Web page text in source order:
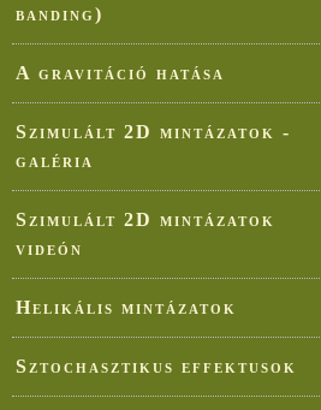
banding)
A gravitáció hatása
Szimulált 2D mintázatok -
galéria
Szimulált 2D mintázatok
videón
Helikális mintázatok
Sztochasztikus effektusok